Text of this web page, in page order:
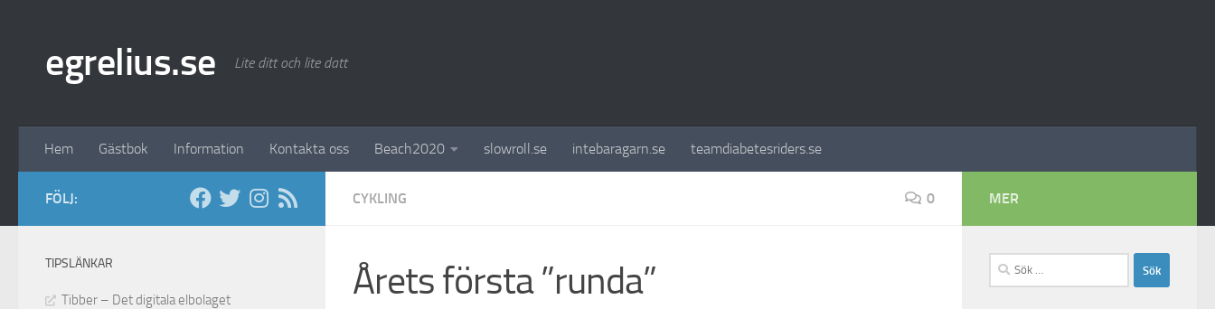
egrelius.se Lite ditt och lite datt
Hem Gästbok Information Kontakta oss Beach2020 slowroll.se intebaragarn.se teamdiabetesriders.se
CYKLING 0
Årets första ”runda”
FÖLJ:
TIPSLÄNKAR
Tibber – Det digitala elbolaget
MER
Sök
efter: